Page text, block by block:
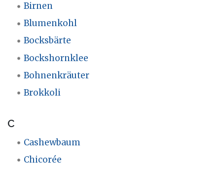
Birnen
Blumenkohl
Bocksbärte
Bockshornklee
Bohnenkräuter
Brokkoli
C
Cashewbaum
Chicorée